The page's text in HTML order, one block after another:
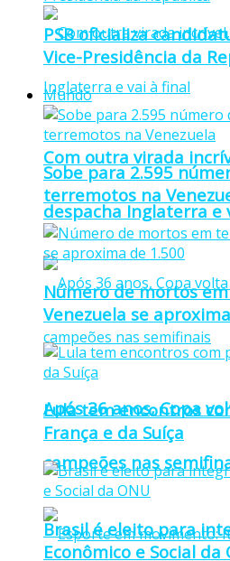
Com outra virada
despacha Inglaterra e
Após 36 anos, Copa
campeões nas
PSB oficializa
Vice-Presidência da
Mundo
Sobe para 2.595
terremotos na
Número de mortos
Venezuela se
Lula tem encontros
França e da Suíça
Brasil é eleito para
Econômico e Social da